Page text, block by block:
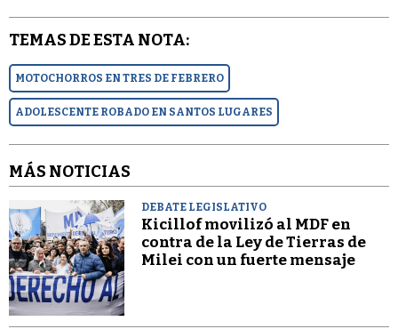
TEMAS DE ESTA NOTA:
MOTOCHORROS EN TRES DE FEBRERO
ADOLESCENTE ROBADO EN SANTOS LUGARES
MÁS NOTICIAS
DEBATE LEGISLATIVO
Kicillof movilizó al MDF en
contra de la Ley de Tierras de
Milei con un fuerte mensaje